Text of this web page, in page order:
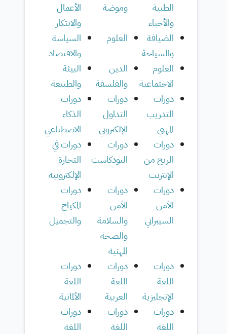
الطبية
والأحياء
وموضة
الأعمال
والابتكار
الضيافة
والسياحة
العلوم
السياسة
والاقتصاد
العلوم
الاجتماعية
الدين
والفلسفة
البيئة
والطبيعة
دورات
التدريب
المهني
دورات
التداول
الإلكتروني
دورات
الذكاء
الاصطناعي
دورات
الربح من
الإنترنت
دورات
البودكاست
دورات في
التجارة
الإلكترونية
دورات
الأمن
السيبراني
دورات
الأمن
والسلامة
والصحة
المهنية
دورات
المكياج
والتجميل
دورات
اللغة
الإنجليزية
دورات
اللغة
العربية
دورات
اللغة
الألمانية
دورات
اللغة
دورات
اللغة
دورات
اللغة